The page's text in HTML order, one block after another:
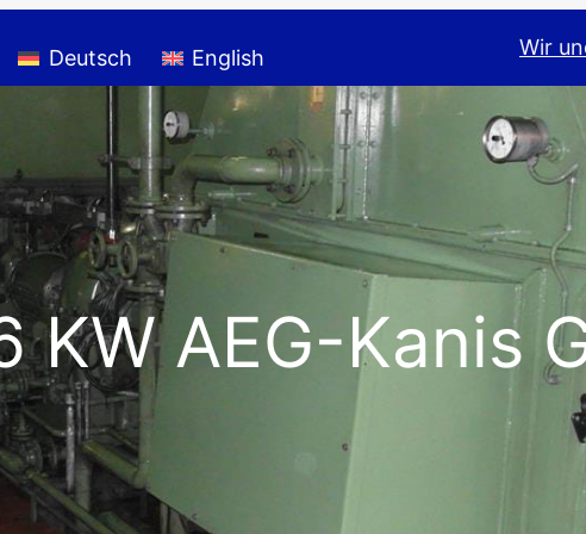
Deutsch English Wir
KW AEG-Kanis